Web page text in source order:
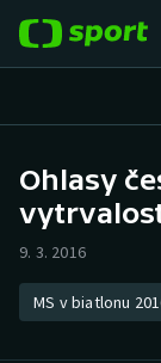
Hokej
Atletika
Ohlasy
9. 3. 2016
MS v biatlonu